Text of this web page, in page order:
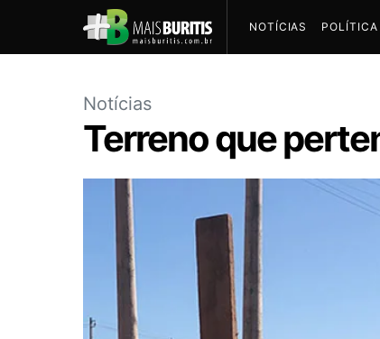
NOTÍCIAS POLÍTICA
Notícias
Terreno que